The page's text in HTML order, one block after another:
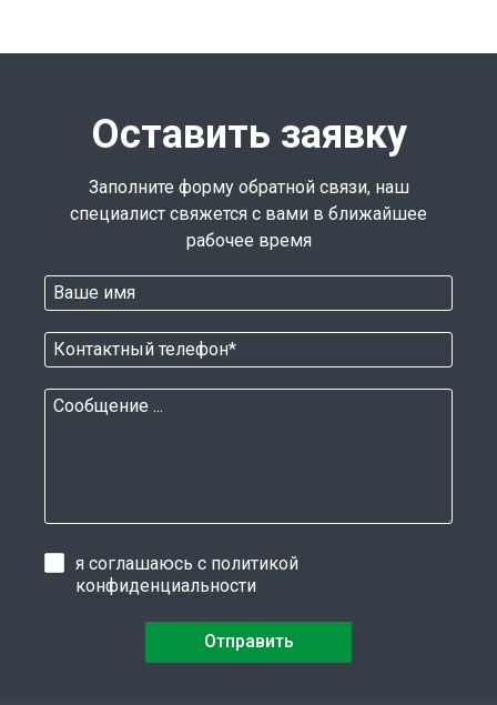
Оставить заявку
Заполните форму обратной связи, наш
специалист свяжется с вами в ближайшее
рабочее время
я соглашаюсь с политикой
конфиденциальности